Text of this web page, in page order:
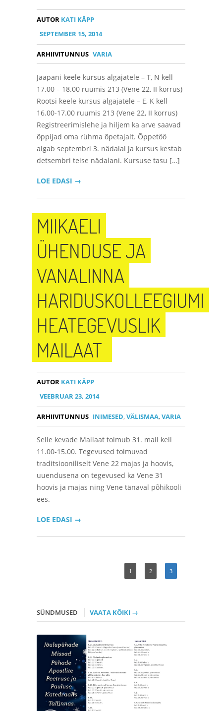
AUTOR KATI KÄPP
SEPTEMBER 15, 2014
ARHIIVITUNNUS VARIA
Jaapani keele kursus algajatele – T, N kell
17.00 – 18.00 ruumis 213 (Vene 22, II korrus)
Rootsi keele kursus algajatele – E, K kell
16.00-17.00 ruumis 213 (Vene 22, II korrus)
Registreerimislehe ja hiljem ka arve saavad
õppijad oma rühma õpetajalt. Õppetöö
algab septembri 3. nädalal ja kursus kestab
detsembri teise nädalani. Kursuse tasu […]
LOE EDASI →
MIIKAELI
ÜHENDUSE JA
VANALINNA
HARIDUSKOLLEEGIUMI
HEATEGEVUSLIK
MAILAAT
AUTOR KATI KÄPP
VEEBRUAR 23, 2014
ARHIIVITUNNUS INIMESED,VÄLISMAA,VARIA
Selle kevade Mailaat toimub 31. mail kell
11.00-15.00. Tegevused toimuvad
traditsiooniliselt Vene 22 majas ja hoovis,
uuendusena on tegevused ka Vene 31
hoovis ja majas ning Vene tänaval põhikooli
ees.
LOE EDASI →
1 2 3
SÜNDMUSED VAATA KÕIKI →